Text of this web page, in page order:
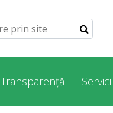
Transparență Servicii